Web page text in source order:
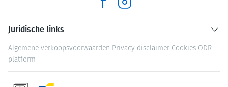
Juridische links
Algemene verkoopsvoorwaarden Privacy disclaimer Cookies ODR-
platform